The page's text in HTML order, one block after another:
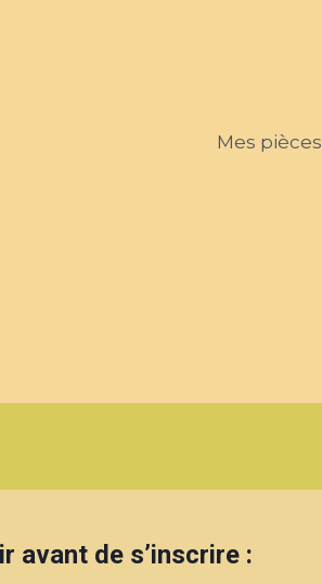
Mes pièces
avant de s’inscrire :